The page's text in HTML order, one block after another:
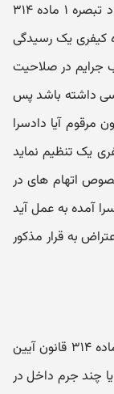
قرارهای نهایی موضوع جرایم مذکور حسب مفاد تبصره ۱ ماده ۳۱۴
کیفری یک رسیدگی
جرایم در صلاحیت
داشته باشد پس
به دادسرا حسب ماده ۴۰۳ قانون مرقوم آیا دادسرا
یک تنظیم نماید
اتهام های در
آمده به عمل آید
به قرار مذکور
اولا، با عنایت به ماده ۳۱۳ و تبصره¬های ۱و۲ ماده ۳۱۴ قانون آیین
یک یا چند جرم داخل در